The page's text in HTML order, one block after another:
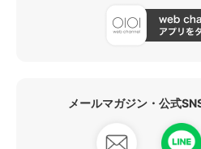
メールマガジン・公式